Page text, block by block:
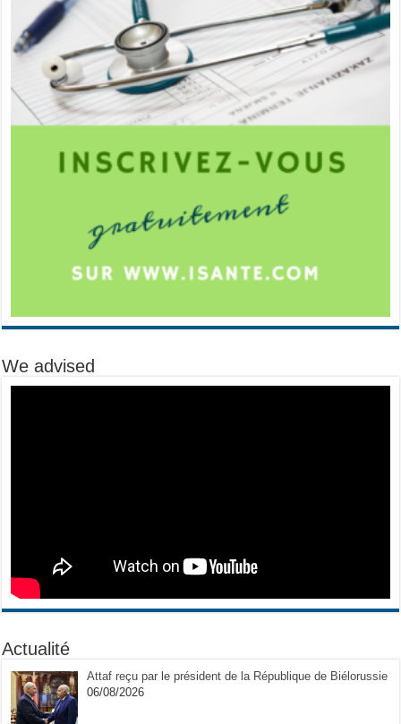
We advised
Actualité
Attaf reçu par le président de la République de Biélorussie
06/08/2026